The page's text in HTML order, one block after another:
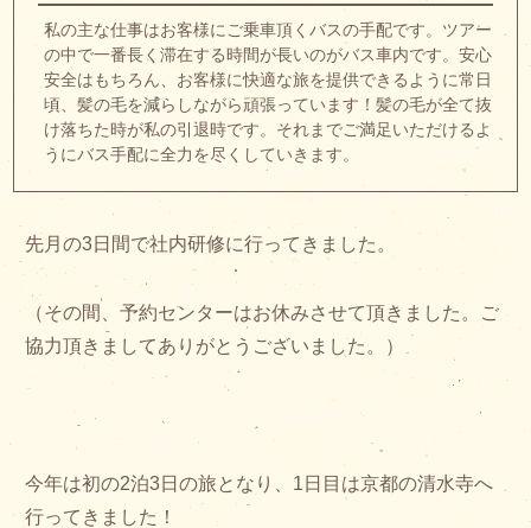
私の主な仕事はお客様にご乗車頂くバスの手配です。ツアー
の中で一番長く滞在する時間が長いのがバス車内です。安心
安全はもちろん、お客様に快適な旅を提供できるように常日
頃、髪の毛を減らしながら頑張っています！髪の毛が全て抜
け落ちた時が私の引退時です。それまでご満足いただけるよ
うにバス手配に全力を尽くしていきます。
先月の3日間で社内研修に行ってきました。
（その間、予約センターはお休みさせて頂きました。ご
協力頂きましてありがとうございました。）
今年は初の2泊3日の旅となり、1日目は京都の清水寺へ
行ってきました！